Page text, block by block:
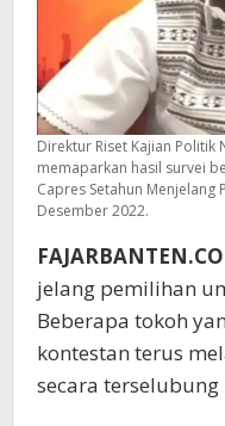
Direktur Riset Kajian Politik
memaparkan hasil survei
Capres Setahun Menjelang
Desember 2022.
jelang pemilihan
Beberapa tokoh
kontestan terus
secara